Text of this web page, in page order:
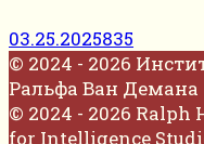
03.25.2025835
© 2024 - 2026
Ральфа Ван Демана
© 2024 - 2026
for Intelligence